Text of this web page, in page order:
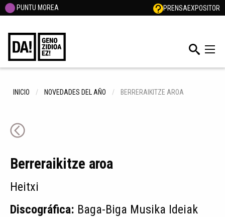
PUNTU MOREA PRENSAEXPOSITOR
INICIO NOVEDADES DEL AÑO BERRERAIKITZE AROA
Berreraikitze aroa
Heitxi
Discográfica: Baga-Biga Musika Ideiak